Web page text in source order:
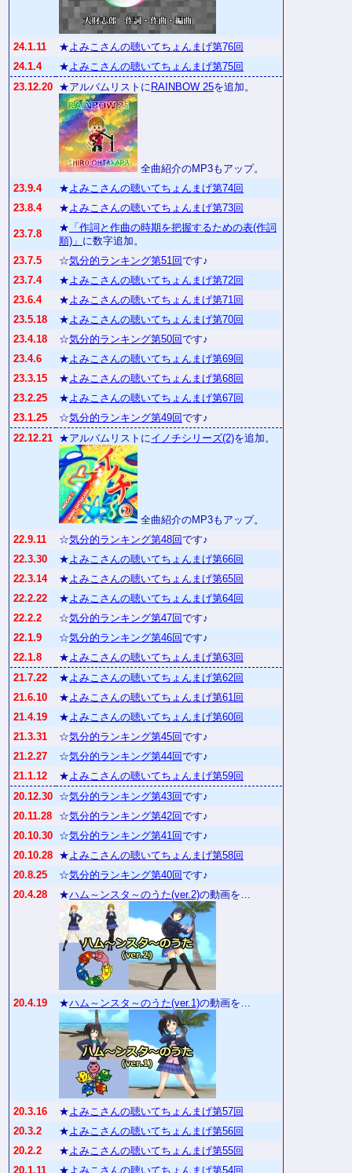
24.1.11 ★よみこさんの聴いてちょんまげ第76回
24.1.4
★よみこさんの聴いてちょんまげ第75回
23.12.20 ★アルバムリストに RAINBOW 25を追加。
全曲紹介のMP3もアップ。
23.9.4
★よみこさんの聴いてちょんまげ第74回
23.8.4
★よみこさんの聴いてちょんまげ第73回
23.7.8
★ 「作詞と作曲の時期を把握するための表(作詞
順)」 に数字追加。
23.7.5
☆気分的ランキング第51回です♪
23.7.4
★よみこさんの聴いてちょんまげ第72回
23.6.4
★よみこさんの聴いてちょんまげ第71回
23.5.18
★よみこさんの聴いてちょんまげ第70回
23.4.18
☆気分的ランキング第50回です♪
23.4.6
★よみこさんの聴いてちょんまげ第69回
23.3.15
★よみこさんの聴いてちょんまげ第68回
23.2.25
★よみこさんの聴いてちょんまげ第67回
23.1.25
☆気分的ランキング第49回です♪
22.12.21 ★アルバムリストにイノチシリーズ(2)を追加。
全曲紹介のMP3もアップ。
22.9.11
☆気分的ランキング第48回です♪
22.3.30
★よみこさんの聴いてちょんまげ第66回
22.3.14
★よみこさんの聴いてちょんまげ第65回
22.2.22
★よみこさんの聴いてちょんまげ第64回
22.2.2
☆気分的ランキング第47回です♪
22.1.9
☆気分的ランキング第46回です♪
22.1.8
★よみこさんの聴いてちょんまげ第63回
21.7.22
★よみこさんの聴いてちょんまげ第62回
21.6.10
★よみこさんの聴いてちょんまげ第61回
21.4.19
★よみこさんの聴いてちょんまげ第60回
21.3.31
☆気分的ランキング第45回です♪
21.2.27
☆気分的ランキング第44回です♪
21.1.12
★よみこさんの聴いてちょんまげ第59回
20.12.30 ☆気分的ランキング第43回です♪
20.11.28
☆気分的ランキング第42回です♪
20.10.30 ☆気分的ランキング第41回です♪
20.10.28 ★よみこさんの聴いてちょんまげ第58回
20.8.25
☆気分的ランキング第40回です♪
20.4.28
★ハム～ンスタ～のうた(ver.2)の動画を…
20.4.19 ★ハム～ンスタ～のうた(ver.1)の動画を…
20.3.16 ★よみこさんの聴いてちょんまげ第57回
20.3.2
★よみこさんの聴いてちょんまげ第56回
20.2.2
★よみこさんの聴いてちょんまげ第55回
20.1.11
★よみこさんの聴いてちょんまげ第54回